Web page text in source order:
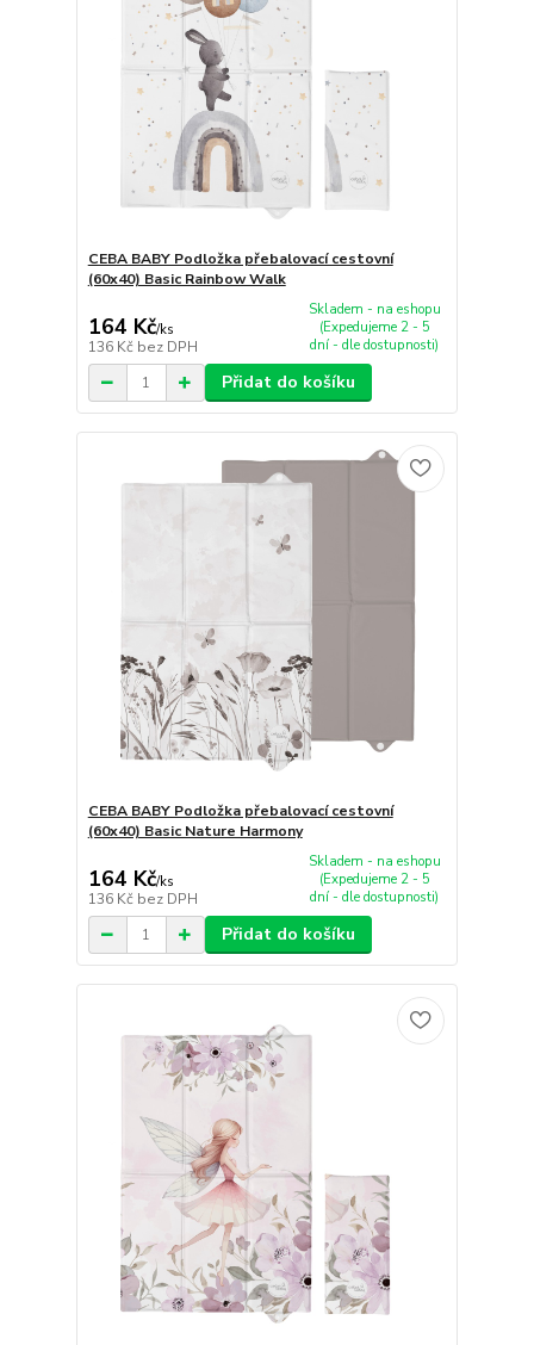
CEBA BABY Podložka přebalovací cestovní
(60x40) Basic Rainbow Walk
164 Kč/ks
136 Kč bez DPH
Skladem - na eshopu
(Expedujeme 2 - 5
dní - dle dostupnosti)
Přidat do košíku
CEBA BABY Podložka přebalovací cestovní
(60x40) Basic Nature Harmony
164 Kč/ks
136 Kč bez DPH
Skladem - na eshopu
(Expedujeme 2 - 5
dní - dle dostupnosti)
Přidat do košíku